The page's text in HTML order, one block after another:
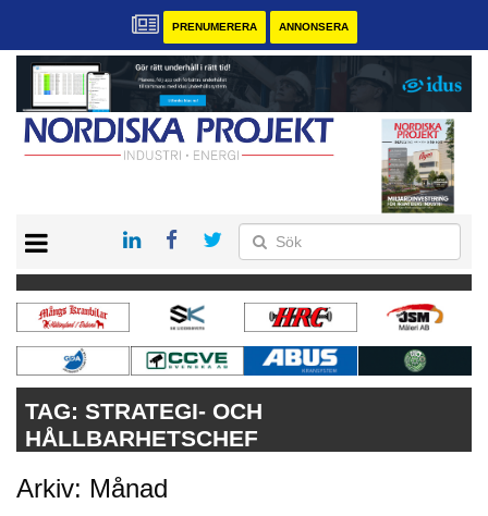
PRENUMERERA ANNONSERA
KONTAKT
VÅRA ANDRA MAGASIN
PRENUMERERA
ANNONSERA
TAG: STRATEGI- OCH
HÅLLBARHETSCHEF
Arkiv: Månad